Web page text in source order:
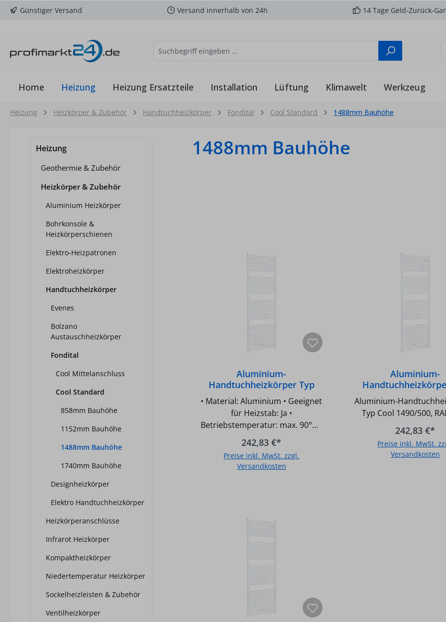
Hauptinhalt springen
Zur Suche springen
Zur Hauptnavigation springen
Günstiger Versand Versand innerhalb von 24h 14 Tage Geld-Zurück-
Home Heizung Heizung Ersatzteile Installation Lüftung Klimawelt Werkzeug
Heizung Heizkörper & Zubehör Handtuchheizkörper Fondital Cool Standard 1488mm Bauhöhe
Heizung
Geothermie & Zubehör
Heizkörper & Zubehör
Aluminium Heizkörper
Bohrkonsole &
Heizkörperschienen
Elektro-Heizpatronen
Elektroheizkörper
Handtuchheizkörper
Evenes
Bolzano
Austauschheizkörper
Fondital
Cool Mittelanschluss
Cool Standard
858mm Bauhöhe
1152mm Bauhöhe
1488mm Bauhöhe
1740mm Bauhöhe
Designheizkörper
Elektro Handtuchheizkörper
Heizkörperanschlüsse
Infrarot Heizkörper
Kompaktheizkörper
Niedertemperatur Heizkörper
Sockelheizleisten & Zubehör
Ventilheizkörper
1488mm Bauhöhe
Aluminium-
Handtuchheizkörper Typ
Cool 1490/450, RAL 9010
• Material: Aluminium • Geeignet
für Heizstab: Ja •
Betriebstemperatur: max. 90°C •
Betriebsdruck: max. 16 bar • 4
Anschlüsse DN 15 (1/2") • Mit
Aleternum-Innenbehandlung
gegen Korrosion • Lieferumfang:
Reinweiß RAL 9010 Bauhöhe H
50/40°C: 301 Marke: fondital
242,83 €*
Preise inkl. MwSt. zzgl.
Versandkosten
Aluminium-
Cool 1490/500, RAL
Aluminium-
Typ Cool 1490/500,
242,83 €*
Preise inkl. MwSt.
Versandkosten